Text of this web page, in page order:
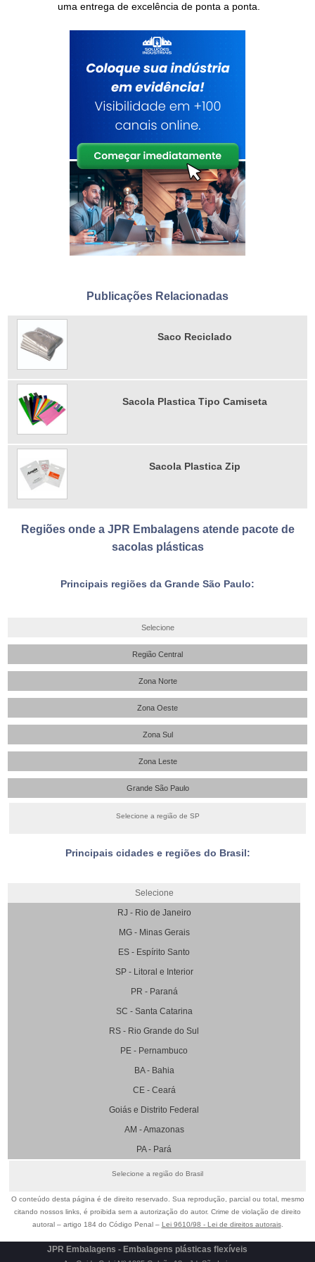
uma entrega de excelência de ponta a ponta.
Publicações Relacionadas
Saco Reciclado
Sacola Plastica Tipo Camiseta
Sacola Plastica Zip
Regiões onde a JPR Embalagens atende pacote de
sacolas plásticas
Principais regiões da Grande São Paulo:
Selecione
Região Central
Zona Norte
Zona Oeste
Zona Sul
Zona Leste
Grande São Paulo
Selecione a região de SP
Principais cidades e regiões do Brasil:
Selecione
RJ - Rio de Janeiro
MG - Minas Gerais
ES - Espírito Santo
SP - Litoral e Interior
PR - Paraná
SC - Santa Catarina
RS - Rio Grande do Sul
PE - Pernambuco
BA - Bahia
CE - Ceará
Goiás e Distrito Federal
AM - Amazonas
PA - Pará
Selecione a região do Brasil
O conteúdo desta página é de direito reservado. Sua reprodução, parcial ou total, mesmo
citando nossos links, é proibida sem a autorização do autor. Crime de violação de direito
autoral – artigo 184 do Código Penal – Lei 9610/98 - Lei de direitos autorais.
JPR Embalagens - Embalagens plásticas flexíveis